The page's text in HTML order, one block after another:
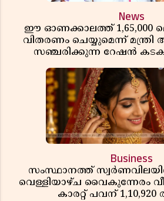
News
ഈ ഓണക്കാലത്ത് 1,65,000
വിതരണം ചെയ്യുമെന്ന്
സഞ്ചരിക്കുന്ന റേഷൻ
Business
സംസ്ഥാനത്ത്
വെള്ളിയാഴ്ച വൈകുന്നേരം
കാരറ്റ് പവന്